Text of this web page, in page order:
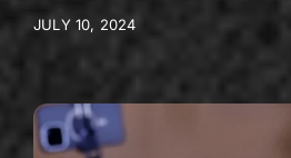
JULY 10, 2024